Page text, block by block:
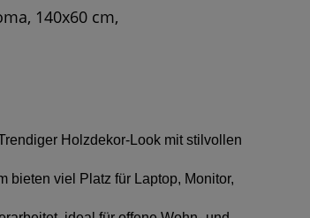
140x60 cm,
Holzdekor-Look mit stilvollen
bieten viel Platz für Laptop, Monitor,